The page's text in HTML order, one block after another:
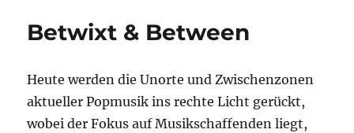
Betwixt & Between
Heute werden die Unorte und Zwischenzonen
aktueller Popmusik ins rechte Licht gerückt,
wobei der Fokus auf Musikschaffenden liegt,